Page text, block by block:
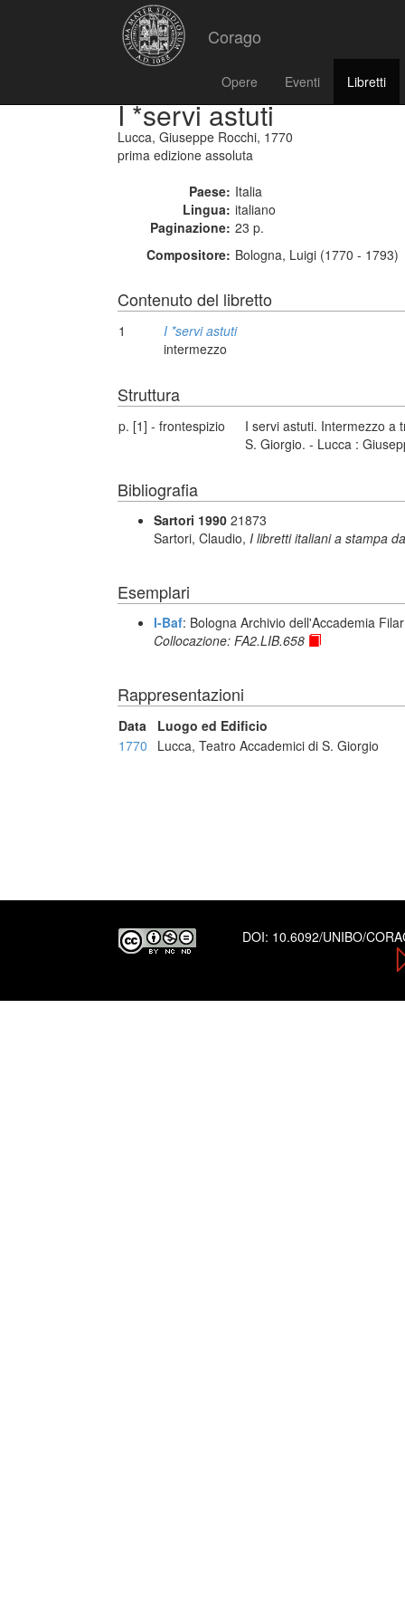
Corago
Opere Eventi Libretti
I *servi astuti
Lucca, Giuseppe Rocchi, 1770
prima edizione assoluta
Paese: Italia
Lingua: italiano
Paginazione: 23 p.
Compositore: Bologna, Luigi (1770 - 1793)
Contenuto del libretto
1
I *servi astuti
intermezzo
Struttura
p. [1] - frontespizio
I servi astuti. Intermezzo a
S. Giorgio. - Lucca :
Bibliografia
Sartori 1990 21873
Sartori, Claudio, I libretti italiani a stampa
Esemplari
I-Baf: Bologna Archivio dell'Accademia
Collocazione: FA2.LIB.658
Rappresentazioni
Data
Luogo ed Edificio
1770
Lucca, Teatro Accademici di S. Giorgio
DOI: 10.6092/UNIBO/